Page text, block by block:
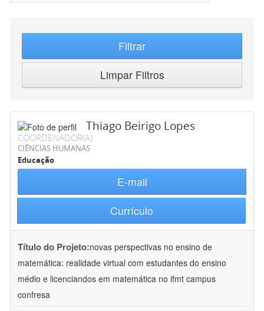
Filtrar
Limpar Filtros
Thiago Beirigo Lopes
COORDENADOR(A)
CIÊNCIAS HUMANAS
Educação
E-mail
Currículo
Título do Projeto:novas perspectivas no ensino de
matemática: realidade virtual com estudantes do ensino
médio e licenciandos em matemática no ifmt campus
confresa